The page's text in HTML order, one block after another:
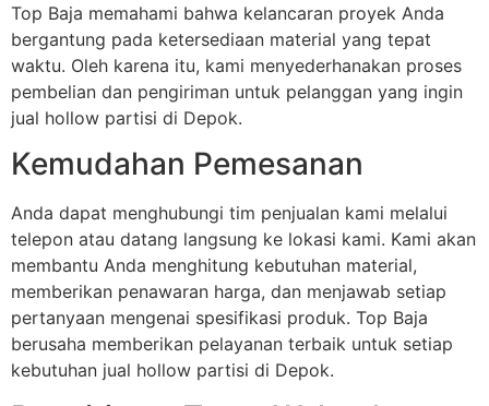
Top Baja memahami bahwa kelancaran proyek Anda
bergantung pada ketersediaan material yang tepat
waktu. Oleh karena itu, kami menyederhanakan proses
pembelian dan pengiriman untuk pelanggan yang ingin
jual hollow partisi di Depok.
Kemudahan Pemesanan
Anda dapat menghubungi tim penjualan kami melalui
telepon atau datang langsung ke lokasi kami. Kami akan
membantu Anda menghitung kebutuhan material,
memberikan penawaran harga, dan menjawab setiap
pertanyaan mengenai spesifikasi produk. Top Baja
berusaha memberikan pelayanan terbaik untuk setiap
kebutuhan jual hollow partisi di Depok.